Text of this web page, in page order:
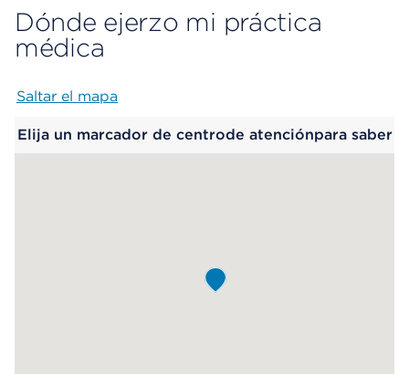
Dónde ejerzo mi práctica
médica
Saltar el mapa
Elija un marcador de centrode atenciónpara saber